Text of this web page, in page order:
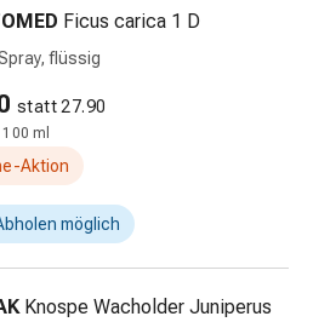
Ficus carica 1 D
flüssig
statt 27.90
ml
Aktion
möglich
Knospe Wacholder Juniperus